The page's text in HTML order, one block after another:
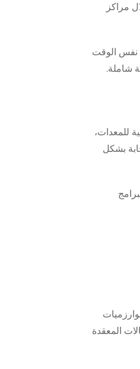
مراكز
نفس الوقت
شاملة.
للمعدات،
بشكل
المعقدة